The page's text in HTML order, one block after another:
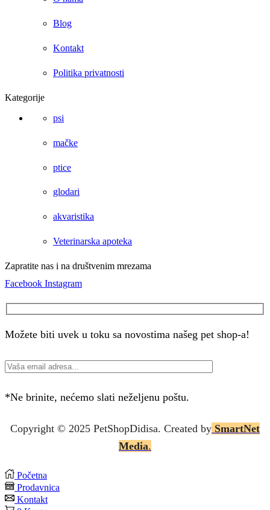
Blog
Kontakt
Politika privatnosti
Kategorije
psi
mačke
ptice
glodari
akvaristika
Veterinarska apoteka
Zapratite nas i na društvenim mrezama
Facebook Instagram
Možete biti uvek u toku sa novostima našeg pet shop-a!
*Ne brinite, nećemo slati neželjenu poštu.
Copyright © 2025 PetShopDidisa. Created by SmartNet
Media.
Početna
Prodavnica
Kontakt